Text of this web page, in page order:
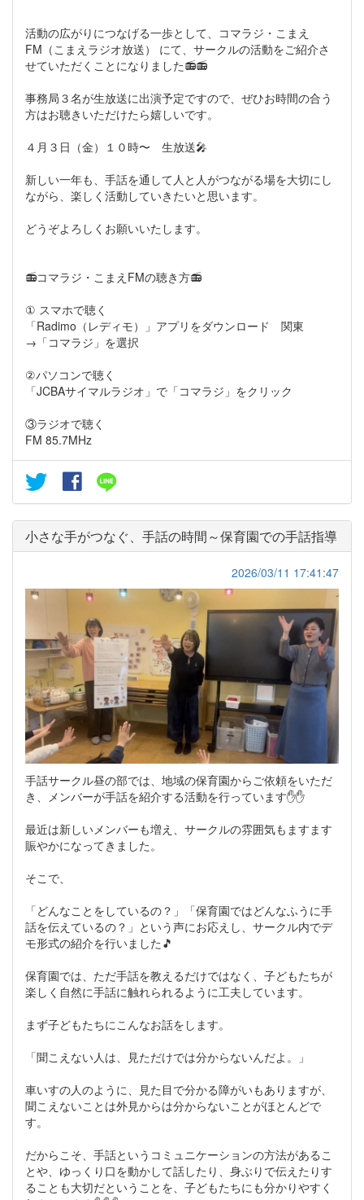
活動の広がりにつなげる一歩として、コマラジ・こまえ
FM（こまえラジオ放送） にて、サークルの活動をご紹介さ
せていただくことになりました📻📻
事務局３名が生放送に出演予定ですので、ぜひお時間の合う
方はお聴きいただけたら嬉しいです。
４月３日（金）１０時〜 生放送🎤
新しい一年も、手話を通して人と人がつながる場を大切にし
ながら、楽しく活動していきたいと思います。
どうぞよろしくお願いいたします。
📻コマラジ・こまえFMの聴き方📻
① スマホで聴く
「Radimo（レディモ）」アプリをダウンロード 関東
→「コマラジ」を選択
②パソコンで聴く
「JCBAサイマルラジオ」で「コマラジ」をクリック
③ラジオで聴く
FM 85.7MHz
小さな手がつなぐ、手話の時間～保育園での手話指導
2026/03/11 17:41:47
手話サークル昼の部では、地域の保育園からご依頼をいただ
き、メンバーが手話を紹介する活動を行っています✋✋
最近は新しいメンバーも増え、サークルの雰囲気もますます
賑やかになってきました。
そこで、
「どんなことをしているの？」「保育園ではどんなふうに手
話を伝えているの？」という声にお応えし、サークル内でデ
モ形式の紹介を行いました🎵
保育園では、ただ手話を教えるだけではなく、子どもたちが
楽しく自然に手話に触れられるように工夫しています。
まず子どもたちにこんなお話をします。
「聞こえない人は、見ただけでは分からないんだよ。」
車いすの人のように、見た目で分かる障がいもありますが、
聞こえないことは外見からは分からないことがほとんどで
す。
だからこそ、手話というコミュニケーションの方法があるこ
とや、ゆっくり口を動かして話したり、身ぶりで伝えたりす
ることも大切だということを、子どもたちにも分かりやすく